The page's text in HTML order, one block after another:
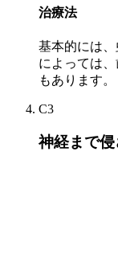
治療法
基本的には
によっては
もあります。
C3
神経まで